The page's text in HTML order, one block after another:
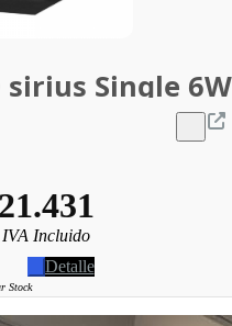
sirius Single 6W
Incluido
Detalle
Stock